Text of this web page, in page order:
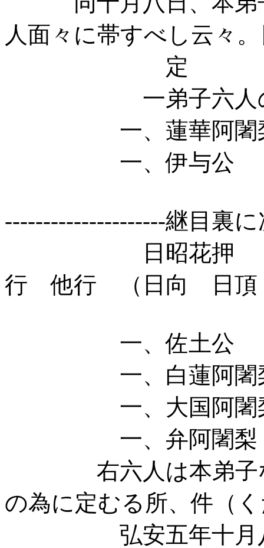
人面々に帯すべし云々
定
一弟子六人の
一、蓮華阿闍
一、伊与公
---------------------継目裏
日昭花押 日朗
行 他行 （日向 日頂
一、佐土公
一、白蓮阿闍
一、大国阿闍
一、弁阿闍
右六人は本弟子な
の為に定むる所、件（
弘安五年十月